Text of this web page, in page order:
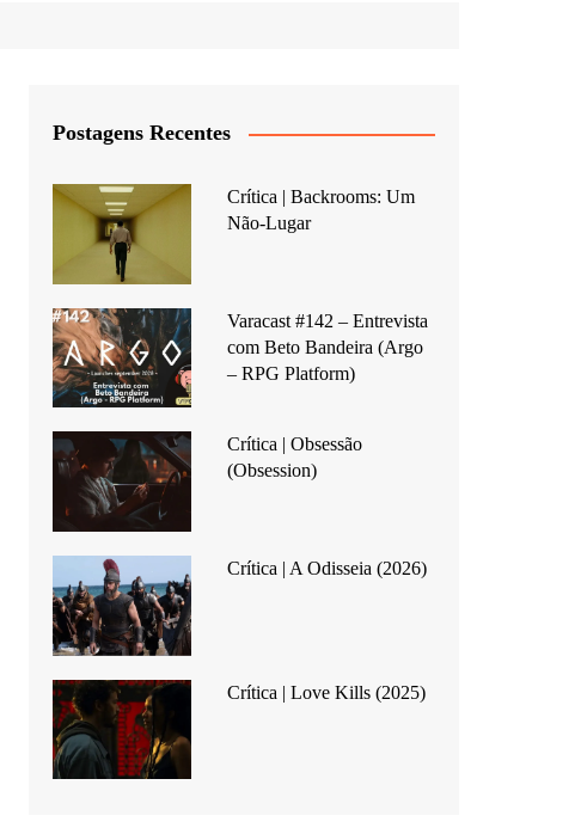
Postagens Recentes
Crítica | Backrooms: Um
Não-Lugar
Varacast #142 – Entrevista
com Beto Bandeira (Argo
– RPG Platform)
Crítica | Obsessão
(Obsession)
Crítica | A Odisseia (2026)
Crítica | Love Kills (2025)